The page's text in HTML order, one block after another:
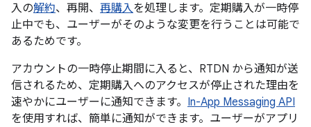
入の解約、再開、 再購入を処理します。定期購入が一時停
止中でも、ユーザーがそのような変更を行うことは可能で
あるためです。
アカウントの一時停止期間に入ると、RTDN から通知が送
信されるため、定期購入へのアクセスが停止された理由を
速やかにユーザーに通知できます。 In-App Messaging API
を使用すれば、簡単に通知ができます。ユーザーがアプリ